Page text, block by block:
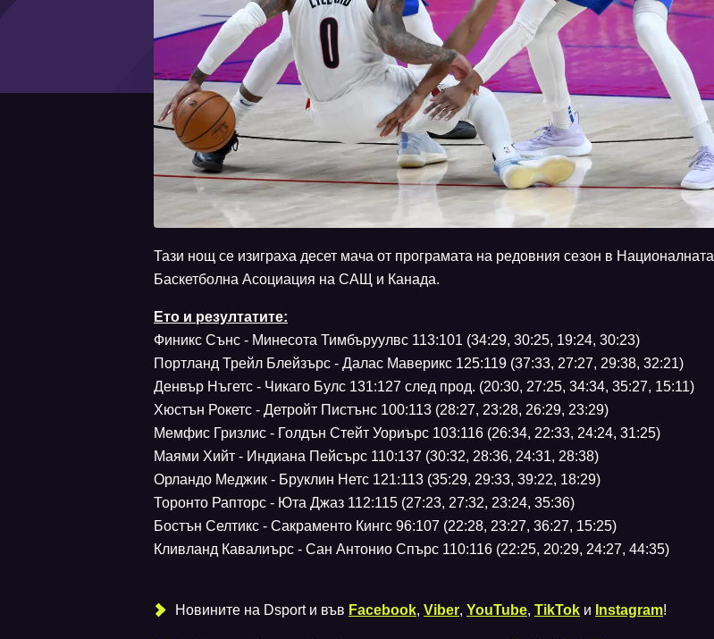
Тази нощ се изиграха десет мача от програмата на редовния сезон в Националната
Баскетболна Асоциация на САЩ и Канада.
Ето и резултатите:
Финикс Сънс - Минесота Тимбъруулвс 113:101 (34:29, 30:25, 19:24, 30:23)
Портланд Трейл Блейзърс - Далас Маверикс 125:119 (37:33, 27:27, 29:38, 32:21)
Денвър Нъгетс - Чикаго Булс 131:127 след прод. (20:30, 27:25, 34:34, 35:27, 15:11)
Хюстън Рокетс - Детройт Пистънс 100:113 (28:27, 23:28, 26:29, 23:29)
Мемфис Гризлис - Голдън Стейт Уориърс 103:116 (26:34, 22:33, 24:24, 31:25)
Маями Хийт - Индиана Пейсърс 110:137 (30:32, 28:36, 24:31, 28:38)
Орландо Меджик - Бруклин Нетс 121:113 (35:29, 29:33, 39:22, 18:29)
Торонто Рапторс - Юта Джаз 112:115 (27:23, 27:32, 23:24, 35:36)
Бостън Селтикс - Сакраменто Кингс 96:107 (22:28, 23:27, 36:27, 15:25)
Кливланд Кавалиърс - Сан Антонио Спърс 110:116 (22:25, 20:29, 24:27, 44:35)
Новините на Dsport и във Facebook, Viber, YouTube, TikTok и Instagram!